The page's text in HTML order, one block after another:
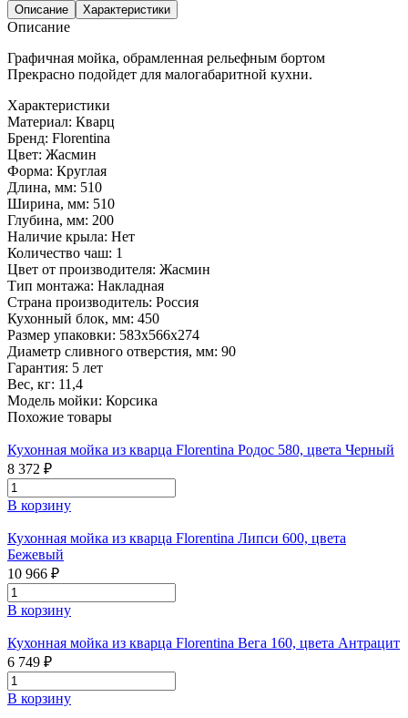
Описание Характеристики
Описание
Графичная мойка, обрамленная рельефным бортом
Прекрасно подойдет для малогабаритной кухни.
Характеристики
Материал: Кварц
Бренд: Florentina
Цвет: Жасмин
Форма: Круглая
Длина, мм: 510
Ширина, мм: 510
Глубина, мм: 200
Наличие крыла: Нет
Количество чаш: 1
Цвет от производителя: Жасмин
Тип монтажа: Накладная
Страна производитель: Россия
Кухонный блок, мм: 450
Размер упаковки: 583х566х274
Диаметр сливного отверстия, мм: 90
Гарантия: 5 лет
Вес, кг: 11,4
Модель мойки: Корсика
Похожие товары
Кухонная мойка из кварца Florentina Родос 580, цвета Черный
8 372 ₽
В корзину
Кухонная мойка из кварца Florentina Липси 600, цвета
Бежевый
10 966 ₽
В корзину
Кухонная мойка из кварца Florentina Вега 160, цвета Антрацит
6 749 ₽
В корзину